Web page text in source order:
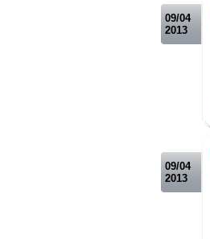
09/04
2013
09/04
2013